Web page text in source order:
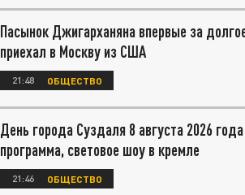
Пасынок Джигарханяна впервые за
приехал в Москву из США
21:48 ОБЩЕСТВО
День города Суздаля 8 августа 2026
программа, световое шоу в кремле
21:46 ОБЩЕСТВО